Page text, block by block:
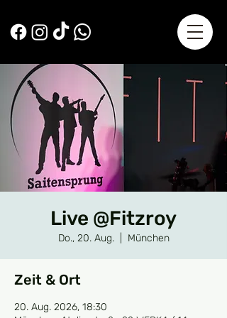
Live @Fitzroy
Do., 20. Aug.
  |
München
Zeit & Ort
20. Aug. 2026, 18:30